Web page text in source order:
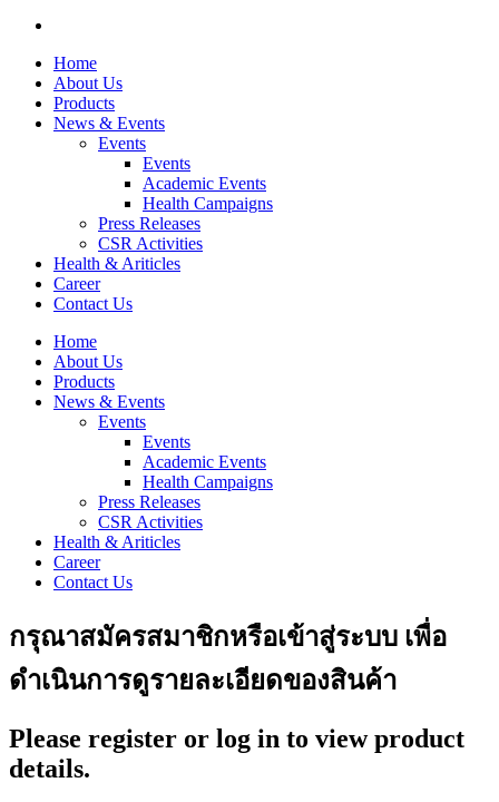
Home
About Us
Products
News & Events
Events
Events
Academic Events
Health Campaigns
Press Releases
CSR Activities
Health & Ariticles
Career
Contact Us
Home
About Us
Products
News & Events
Events
Events
Academic Events
Health Campaigns
Press Releases
CSR Activities
Health & Ariticles
Career
Contact Us
กรุณาสมัครสมาชิกหรือเข้าสู่ระบบ เพื่อ
ดำเนินการดูรายละเอียดของสินค้า
Please register or log in to view product
details.